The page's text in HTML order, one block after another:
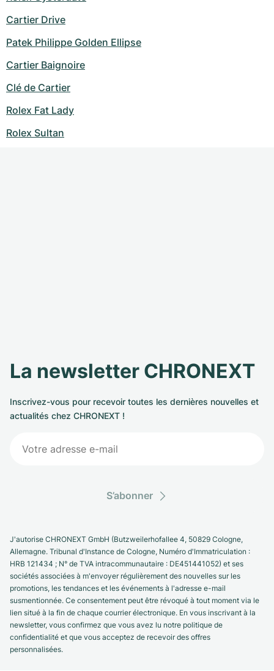
Cartier Drive
Patek Philippe Golden Ellipse
Cartier Baignoire
Clé de Cartier
Rolex Fat Lady
Rolex Sultan
La newsletter CHRONEXT
Inscrivez-vous pour recevoir toutes les dernières nouvelles et
actualités chez CHRONEXT !
S’abonner
J'autorise CHRONEXT GmbH (Butzweilerhofallee 4, 50829 Cologne,
Allemagne. Tribunal d'Instance de Cologne, Numéro d'Immatriculation :
HRB 121434 ; N° de TVA intracommunautaire : DE451441052) et ses
sociétés associées à m'envoyer régulièrement des nouvelles sur les
promotions, les tendances et les événements à l'adresse e-mail
susmentionnée. Ce consentement peut être révoqué à tout moment via le
lien situé à la fin de chaque courrier électronique. En vous inscrivant à la
newsletter, vous confirmez que vous avez lu notre politique de
confidentialité et que vous acceptez de recevoir des offres
personnalisées.